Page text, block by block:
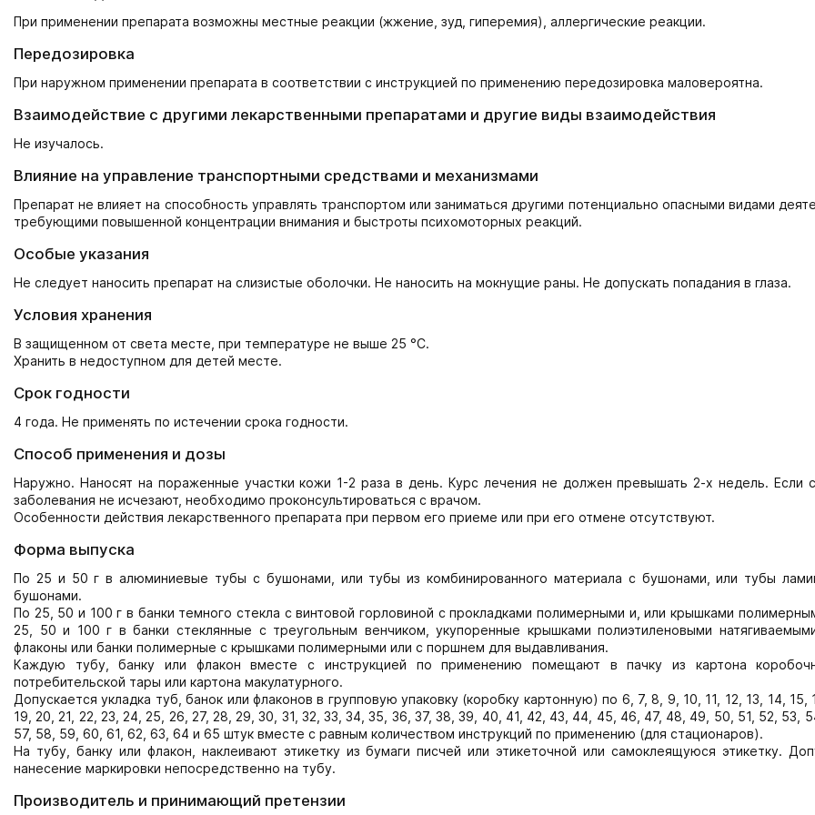
При применении препарата возможны местные реакции (жжение, зуд, гиперемия), аллергические реакции.
Передозировка
При наружном применении препарата в соответствии с инструкцией по применению передозировка маловероятна.
Взаимодействие с другими лекарственными препаратами и другие виды взаимодействия
Не изучалось.
Влияние на управление транспортными средствами и механизмами
Препарат не влияет на способность управлять транспортом или заниматься другими потенциально опасными видами
требующими повышенной концентрации внимания и быстроты психомоторных реакций.
Особые указания
Не следует наносить препарат на слизистые оболочки. Не наносить на мокнущие раны. Не допускать попадания в глаза.
Условия хранения
В защищенном от света месте, при температуре не выше 25 °С.
Хранить в недоступном для детей месте.
Срок годности
4 года. Не применять по истечении срока годности.
Способ применения и дозы
Наружно. Наносят на пораженные участки кожи 1-2 раза в день. Курс лечения не должен превышать 2-х недель. Если
заболевания не исчезают, необходимо проконсультироваться с врачом.
Особенности действия лекарственного препарата при первом его приеме или при его отмене отсутствуют.
Форма выпуска
По 25 и 50 г в алюминиевые тубы с бушонами, или тубы из комбинированного материала с бушонами, или тубы
бушонами.
По 25, 50 и 100 г в банки темного стекла с винтовой горловиной с прокладками полимерными и, или крышками
25, 50 и 100 г в банки стеклянные с треугольным венчиком, укупоренные крышками полиэтиленовыми
флаконы или банки полимерные с крышками полимерными или с поршнем для выдавливания.
Каждую тубу, банку или флакон вместе с инструкцией по применению помещают в пачку из картона
потребительской тары или картона макулатурного.
Допускается укладка туб, банок или флаконов в групповую упаковку (коробку картонную) по 6, 7, 8, 9, 10, 11, 12, 13, 14, 15,
19, 20, 21, 22, 23, 24, 25, 26, 27, 28, 29, 30, 31, 32, 33, 34, 35, 36, 37, 38, 39, 40, 41, 42, 43, 44, 45, 46, 47, 48, 49, 50, 51, 52, 53,
57, 58, 59, 60, 61, 62, 63, 64 и 65 штук вместе с равным количеством инструкций по применению (для стационаров).
На тубу, банку или флакон, наклеивают этикетку из бумаги писчей или этикеточной или самоклеящуюся этикетку.
нанесение маркировки непосредственно на тубу.
Производитель и принимающий претензии